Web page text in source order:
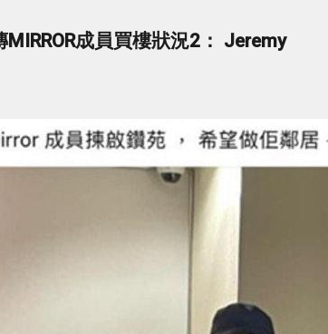
MIRROR成員買樓狀況2： Jeremy